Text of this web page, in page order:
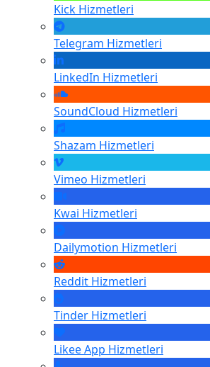
Kick Hizmetleri
Telegram Hizmetleri
LinkedIn Hizmetleri
SoundCloud Hizmetleri
Shazam Hizmetleri
Vimeo Hizmetleri
Kwai Hizmetleri
Dailymotion Hizmetleri
Reddit Hizmetleri
Tinder Hizmetleri
Likee App Hizmetleri